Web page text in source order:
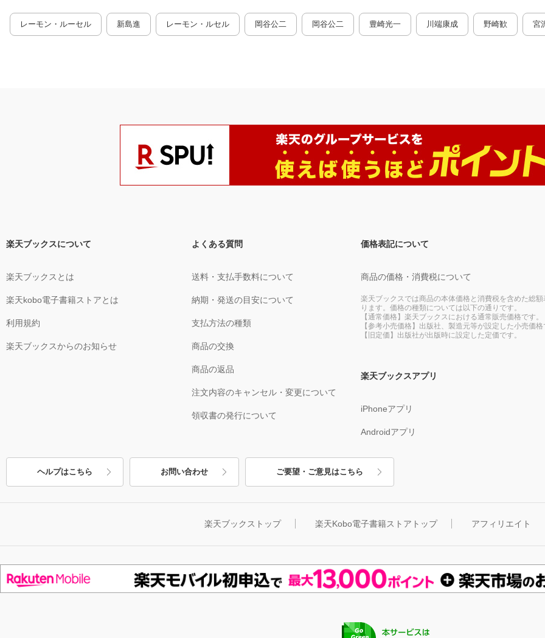
レーモン・ルーセル 新島進 レーモン・ルセル 岡谷公二 岡谷公二 豊崎光一 川端康成 野崎歓 宮
楽天ブックスについて
楽天ブックスとは
楽天kobo電子書籍ストアとは
利用規約
楽天ブックスからのお知らせ
よくある質問
送料・支払手数料について
納期・発送の目安について
支払方法の種類
商品の交換
商品の返品
注文内容のキャンセル・変更について
領収書の発行について
価格表記について
商品の価格・消費税について
楽天ブックスでは商品の本体価格と消費税を含めた総額
ります。価格の種類については以下の通りです。
【通常価格】楽天ブックスにおける通常販売価格です。
【参考小売価格】出版社、製造元等が設定した小売価格
【旧定価】出版社が出版時に設定した定価です。
楽天ブックスアプリ
iPhoneアプリ
Androidアプリ
ヘルプはこちら お問い合わせ ご要望・ご意見はこちら
楽天ブックストップ 楽天Kobo電子書籍ストアトップ アフィリエイト